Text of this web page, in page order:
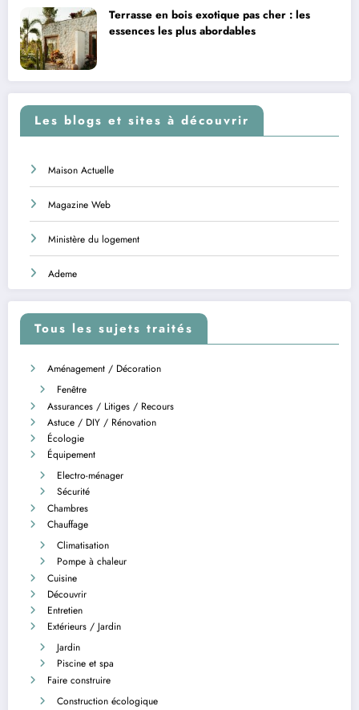
Terrasse en bois exotique pas cher : les
essences les plus abordables
Les blogs et sites à découvrir
Maison Actuelle
Magazine Web
Ministère du logement
Ademe
Tous les sujets traités
Aménagement / Décoration
Fenêtre
Assurances / Litiges / Recours
Astuce / DIY / Rénovation
Écologie
Équipement
Electro-ménager
Sécurité
Chambres
Chauffage
Climatisation
Pompe à chaleur
Cuisine
Découvrir
Entretien
Extérieurs / Jardin
Jardin
Piscine et spa
Faire construire
Construction écologique